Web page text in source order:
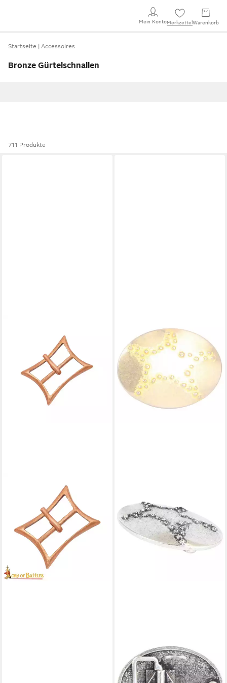
Mein KontoMerkzettel Warenkorb
Startseite Accessoires
Bronze Gürtelschnallen
711 Produkte
Spätmittelalterliche
Gürtelschnalle aus Bronze
13,99 €
lieferbar - in 2-3 Werktagen bei dir
Gürtelschnalle Hidden Star
4,0 cm - Buckle
Wechselschließe